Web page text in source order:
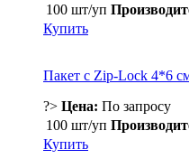
100 шт/уп
Купить
Пакет с Zip-Lock 4*6
?> Цена: По запросу
100 шт/уп
Купить